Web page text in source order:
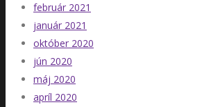
február 2021
január 2021
október 2020
jún 2020
máj 2020
apríl 2020